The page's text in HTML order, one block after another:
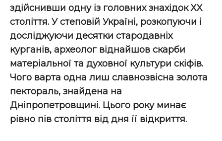
здійснивши одну із головних знахідок XX
століття. У степовій Україні, розкопуючи і
досліджуючи десятки стародавніх
курганів, археолог віднайшов скарби
матеріальної та духовної культури скіфів.
Чого варта одна лиш славнозвісна золота
пектораль, знайдена на
Дніпропетровщині. Цього року минає
рівно пів століття від дня її відкриття.